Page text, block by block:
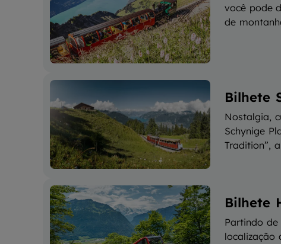
você pode
de
Bilhete
Nostalgia,
Schynige
Tradition”,
Bilhete
Partindo
localização